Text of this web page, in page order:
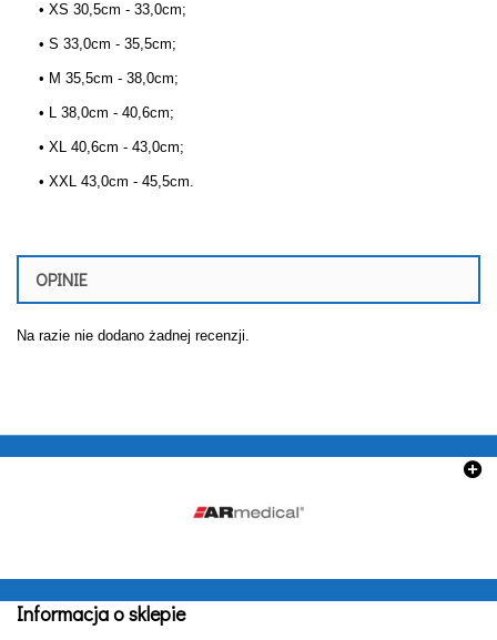
• XS 30,5cm - 33,0cm;
• S 33,0cm - 35,5cm;
• M 35,5cm - 38,0cm;
• L 38,0cm - 40,6cm;
• XL 40,6cm - 43,0cm;
• XXL 43,0cm - 45,5cm.
OPINIE
Na razie nie dodano żadnej recenzji.
Informacja o sklepie